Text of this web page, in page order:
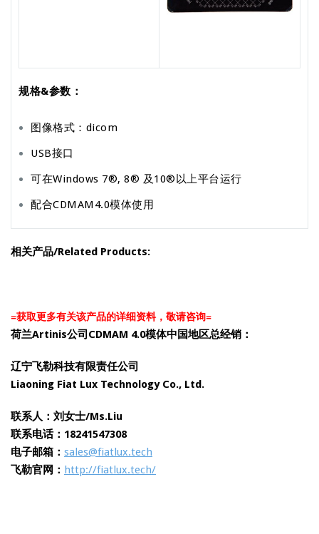
规格&参数：
图像格式：dicom
USB接口
可在Windows 7®, 8® 及10®以上平台运行
配合CDMAM4.0模体使用
相关产品/Related Products:
=获取更多有关该产品的详细资料，敬请咨询=
荷兰Artinis公司CDMAM 4.0模体中国地区总经销：
辽宁飞勒科技有限责任公司
Liaoning Fiat Lux Technology Co., Ltd.
联系人： 刘女士/Ms.Liu
联系电话：18241547308
电子邮箱： sales@fiatlux.tech
飞勒官网： http://fiatlux.tech/